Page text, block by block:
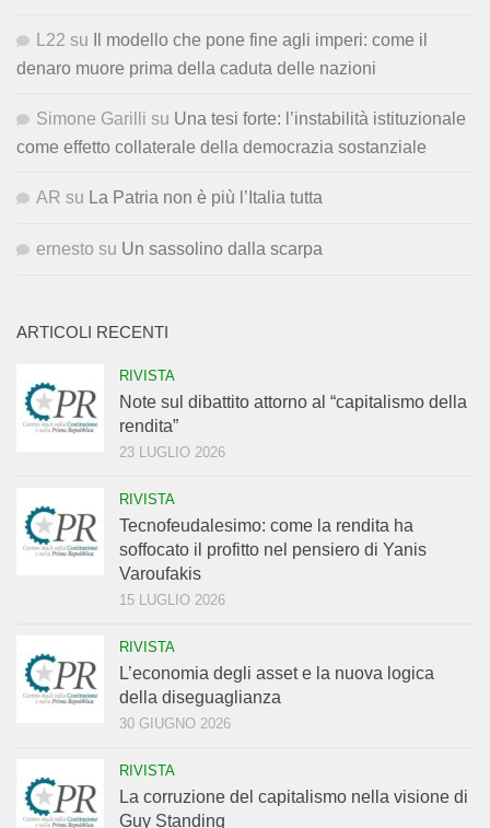
L22 su
Il modello che pone fine agli imperi: come il
denaro muore prima della caduta delle nazioni
Simone Garilli su Una tesi forte: l’instabilità istituzionale
come effetto collaterale della democrazia sostanziale
AR su La Patria non è più l’Italia tutta
ernesto su Un sassolino dalla scarpa
ARTICOLI RECENTI
RIVISTA
Note sul dibattito attorno al “capitalismo della
rendita”
23 LUGLIO 2026
RIVISTA
Tecnofeudalesimo: come la rendita ha
soffocato il profitto nel pensiero di Yanis
Varoufakis
15 LUGLIO 2026
RIVISTA
L’economia degli asset e la nuova logica
della diseguaglianza
30 GIUGNO 2026
RIVISTA
La corruzione del capitalismo nella visione di
Guy Standing